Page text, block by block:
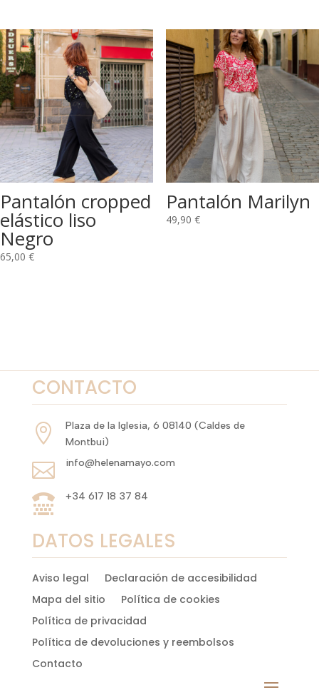
Pantalón cropped
elástico liso
Negro
65,00 €
Pantalón Marilyn
49,90 €
CONTACTO

Plaza de la Iglesia, 6 08140 (Caldes de
Montbui)
 info@helenamayo.com
 +34 617 18 37 84
DATOS LEGALES
Aviso legal
Declaración de accesibilidad
Mapa del sitio
Política de cookies
Política de privacidad
Política de devoluciones y reembolsos
Contacto